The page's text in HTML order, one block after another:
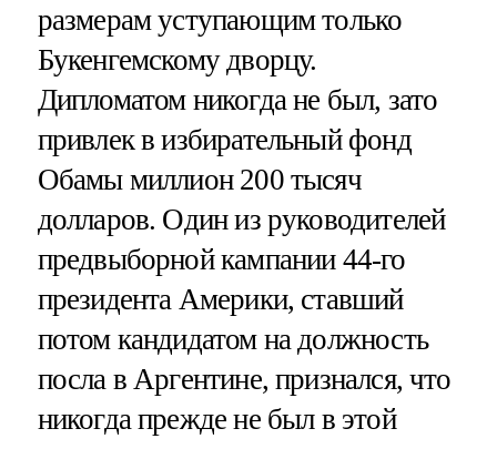
размерам уступающим только
Букенгемскому дворцу.
Дипломатом никогда не был, зато
привлек в избирательный фонд
Обамы миллион 200 тысяч
долларов. Один из руководителей
предвыборной кампании 44-го
президента Америки, ставший
потом кандидатом на должность
посла в Аргентине, признался, что
никогда прежде не был в этой